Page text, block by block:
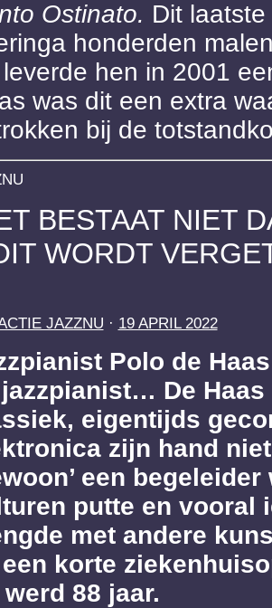
Ostinato. Dit
honderden
leverde hen in 2001
was dit een extra
bij de
BESTAAT NIET
WORDT
JAZZNU · 19 APRIL 2022
Polo de
De
eigentijds
zijn hand
een
putte en vooral
met andere
korte
88 jaar.